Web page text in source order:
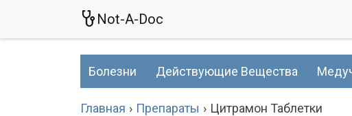
Not-A-Doc
Болезни Действующие Вещества
Главная Препараты Цитрамон Таблетки